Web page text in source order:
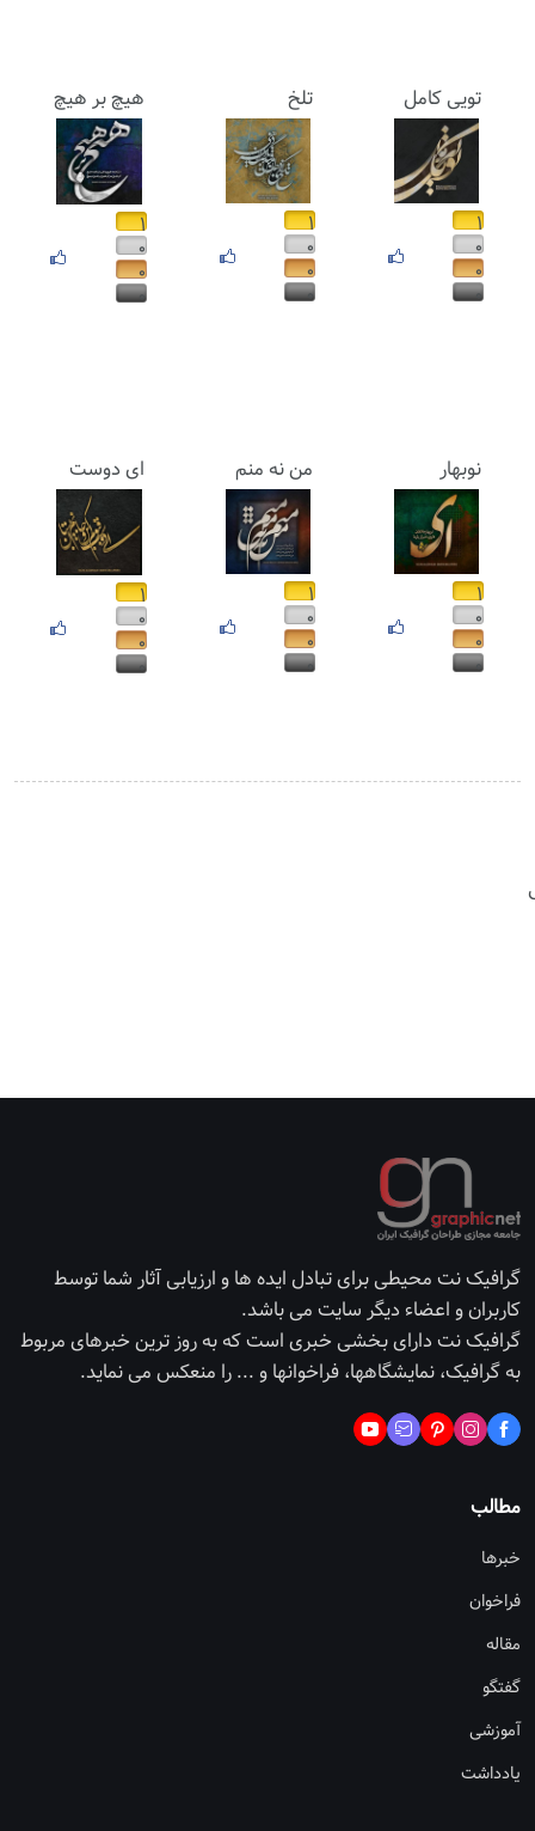
تویی کامل
۱
۰
۰
۰
تلخ
۱
۰
۰
۰
هیچ بر هیچ
۱
۰
۰
۰
نوبهار
۱
۰
۰
۰
من نه منم
۱
۰
۰
۰
ای دوست
۱
۰
۰
۰
گرافیک نت محیطی برای تبادل ایده ها و ارزیابی آثار شما توسط
کاربران و اعضاء دیگر سایت می باشد.
گرافیک نت دارای بخشی خبری است که به روز ترین خبرهای مربوط
به گرافیک، نمایشگاهها، فراخوانها و ... را منعکس می نماید.
مطالب
خبرها
فراخوان
مقاله
گفتگو
آموزشی
یادداشت